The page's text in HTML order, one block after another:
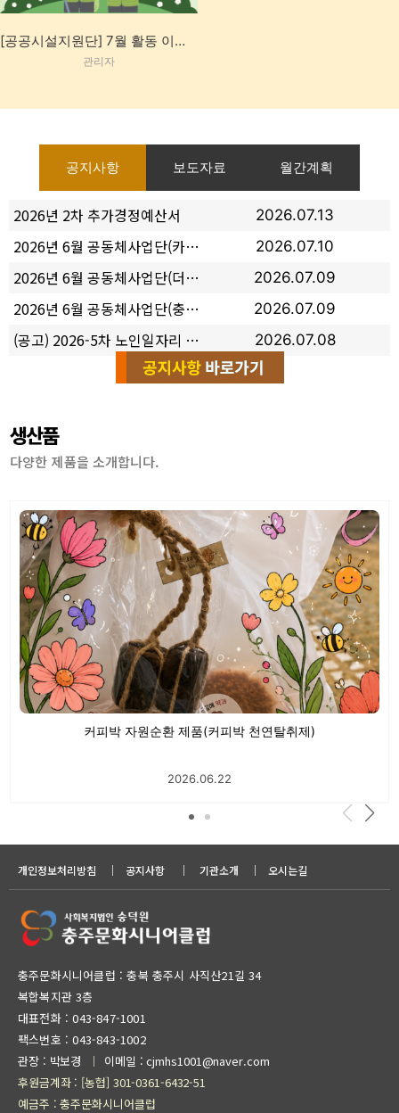
[공공시설지원단] 7월 활동 이야기
관리자
공지사항 보도자료 월간계획
2026년 2차 추가경정예산서 2026.07.13
2026년 6월 공동체사업단(카페이음) 정보공개서 2026.07.10
2026년 6월 공동체사업단(더리터 충주문화점) 정보공개서 2026.07.09
2026년 6월 공동체사업단(충주할매약과) 정보공개서 2026.07.09
(공고) 2026-5차 노인일자리 담당자 최종 합격자 공고 2026.07.08
생산품
다양한 제품을 소개합니다.
커피박 자원순환 제품(커피박 천연탈취제)
2026.06.22
개인정보처리방침 ｜ 공지사항 ｜ 기관소개 ｜ 오시는길
충주문화시니어클럽 : 충북 충주시 사직산21길 34
복합복지관 3층
대표전화 : 043-847-1001
팩스번호 : 043-843-1002
관장 : 박보경
｜ 이메일 : cjmhs1001@naver.com
후원금계좌 : [농협] 301-0361-6432-51
예금주 : 충주문화시니어클럽